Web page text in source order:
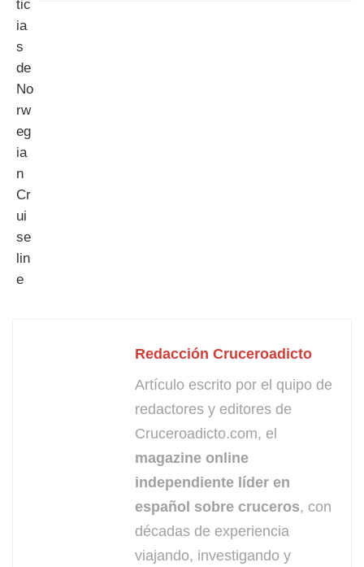
Redacción Cruceroadicto
Artículo escrito por el quipo de
redactores y editores de
Cruceroadicto.com, el
magazine online
independiente líder en
español sobre cruceros, con
décadas de experiencia
viajando, investigando y